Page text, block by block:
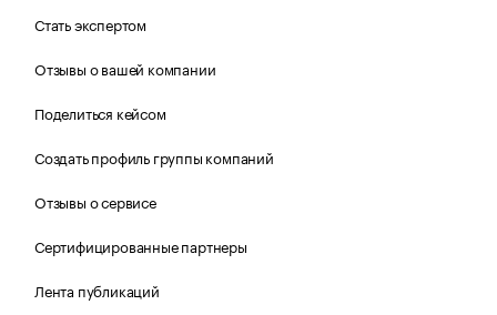
Стать экспертом
Отзывы о вашей компании
Поделиться кейсом
Создать профиль группы компаний
Отзывы о сервисе
Сертифицированные партнеры
Лента публикаций